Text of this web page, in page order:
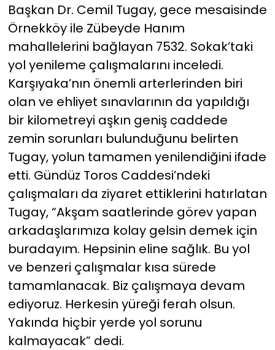
Başkan Dr. Cemil Tugay, gece mesaisinde
Örnekköy ile Zübeyde Hanım
mahallelerini bağlayan 7532. Sokak’taki
yol yenileme çalışmalarını inceledi.
Karşıyaka’nın önemli arterlerinden biri
olan ve ehliyet sınavlarının da yapıldığı
bir kilometreyi aşkın geniş caddede
zemin sorunları bulunduğunu belirten
Tugay, yolun tamamen yenilendiğini ifade
etti. Gündüz Toros Caddesi’ndeki
çalışmaları da ziyaret ettiklerini hatırlatan
Tugay, “Akşam saatlerinde görev yapan
arkadaşlarımıza kolay gelsin demek için
buradayım. Hepsinin eline sağlık. Bu yol
ve benzeri çalışmalar kısa sürede
tamamlanacak. Biz çalışmaya devam
ediyoruz. Herkesin yüreği ferah olsun.
Yakında hiçbir yerde yol sorunu
kalmayacak” dedi.